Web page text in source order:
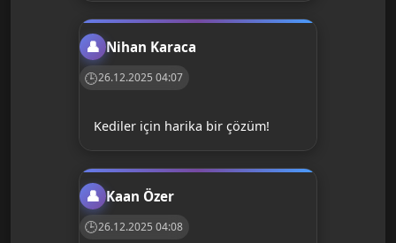
Nihan Karaca
26.12.2025 04:07
Kediler için harika bir çözüm!
Kaan Özer
26.12.2025 04:08